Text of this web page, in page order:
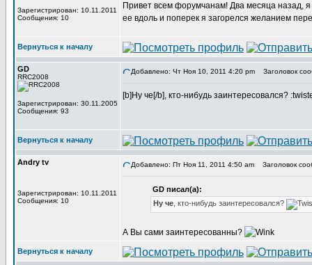
Зарегистрирован: 10.11.2011
Сообщения: 10
Привет всем форумчанам! Два месяца назад,
ее вдоль и поперек я загорелся желанием
Вернуться к началу
GD
RRC2008
Зарегистрирован: 30.11.2005
Сообщения: 93
Добавлено: Чт Ноя 10, 2011 4:20 pm Заголовок
[b]Ну че[/b], кто-нибудь заинтересовался?
Вернуться к началу
Andry tv
Зарегистрирован: 10.11.2011
Сообщения: 10
Добавлено: Пт Ноя 11, 2011 4:50 am Заголовок
GD писал(а):
Ну че , кто-нибудь заинтересовался?
А Вы сами заинтересованны?
Вернуться к началу